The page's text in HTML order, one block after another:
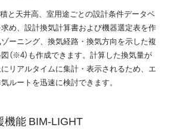
と天井高、室用途ごとの設計条件データベ
め、設計換気計算書および機器選定表を作
ーニング、換気経路・換気方向を示した複
（※4）も作成できます。計算した換気量が
リアルタイムに集計・表示されるため、エ
ルートを迅速に検討できます。
機能 BIM-LIGHT